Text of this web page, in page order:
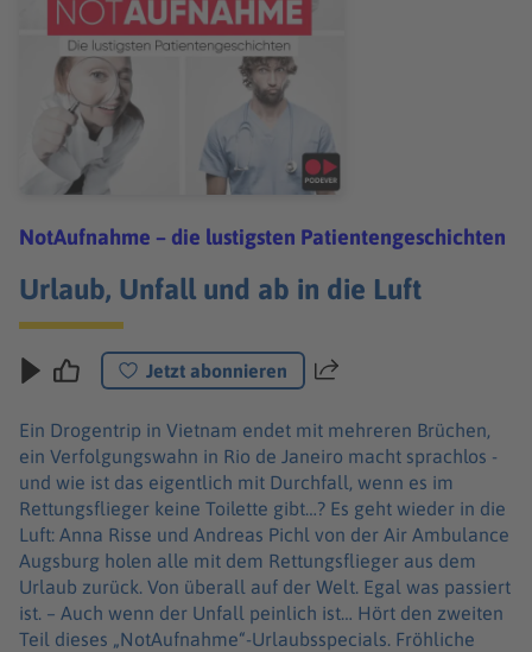
NotAufnahme – die lustigsten Patientengeschichten
Urlaub, Unfall und ab in die Luft
Jetzt abonnieren Teilen
Ein Drogentrip in Vietnam endet mit mehreren Brüchen,
ein Verfolgungswahn in Rio de Janeiro macht sprachlos -
und wie ist das eigentlich mit Durchfall, wenn es im
Rettungsflieger keine Toilette gibt…? Es geht wieder in die
Luft: Anna Risse und Andreas Pichl von der Air Ambulance
Augsburg holen alle mit dem Rettungsflieger aus dem
Urlaub zurück. Von überall auf der Welt. Egal was passiert
ist. – Auch wenn der Unfall peinlich ist… Hört den zweiten
Teil dieses „NotAufnahme“-Urlaubsspecials. Fröhliche